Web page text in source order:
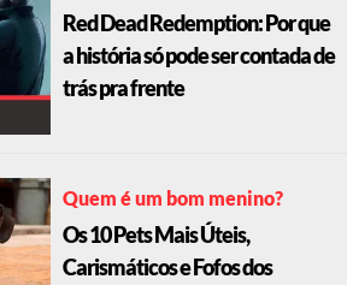
Red Dead Redemption: Por que
a história só pode ser contada de
trás pra frente
Quem é um bom menino?
Os 10 Pets Mais Úteis,
Carismáticos e Fofos dos